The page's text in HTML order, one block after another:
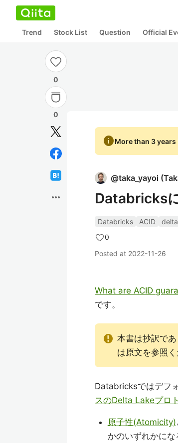
Trend Stock List Question Official
0
0
more_horiz
infoMore than 3
@taka_yayoi (
Databricks
Databricks ACID
0
Posted at 2022-11-26
What are ACID
です。
本書は抄訳で
は原文を参照く
Databricksではデフ
スのDelta Lakeプロ
原子性(Atomicity)
かのいずれかにな